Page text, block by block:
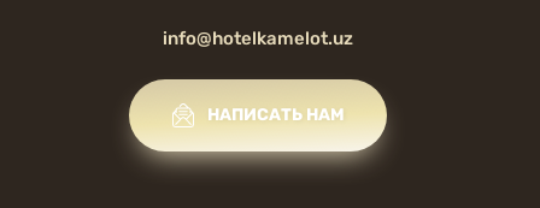
info@hotelkamelot.uz
НАПИСАТЬ НАМ